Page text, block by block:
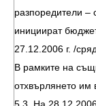
разпоредители –
инициират
27.12.2006 г. /
В рамките на
отхвърлянето им